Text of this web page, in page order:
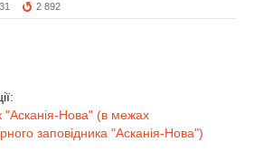
2 892
Нова" (в межах
заповідника "Асканія-Нова")